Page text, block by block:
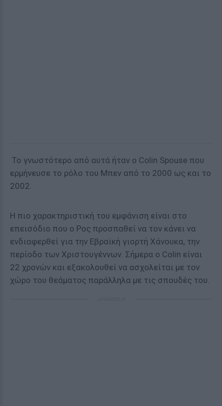
Το γνωστότερο από αυτά ήταν ο Colin Spouse που
ερμήνευσε το ρόλο του Μπεν από το 2000 ως και το
2002.
Η πιο χαρακτηριστική του εμφάνιση είναι στο
επεισόδιο που ο Ρος προσπαθεί να τον κάνει να
ενδιαφερθεί για την Εβραϊκή γιορτή Χάνουκα, την
περίοδο των Χριστουγέννων. Σήμερα ο Colin είναι
22 χρονών και εξακολουθεί να ασχολείται με τον
χώρο του θεάματος παράλληλα με τις σπουδές του.